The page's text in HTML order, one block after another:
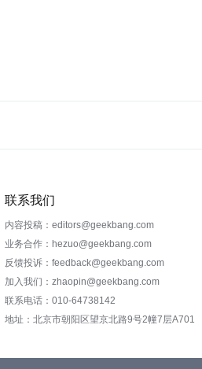
联系我们
内容投稿：editors@geekbang.com
业务合作：hezuo@geekbang.com
反馈投诉：feedback@geekbang.com
加入我们：zhaopin@geekbang.com
联系电话：010-64738142
地址：北京市朝阳区望京北路9号2幢7层A701